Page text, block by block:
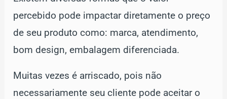
percebido pode impactar diretamente o preço
de seu produto como: marca, atendimento,
bom design, embalagem diferenciada.
Muitas vezes é arriscado, pois não
necessariamente seu cliente pode aceitar o